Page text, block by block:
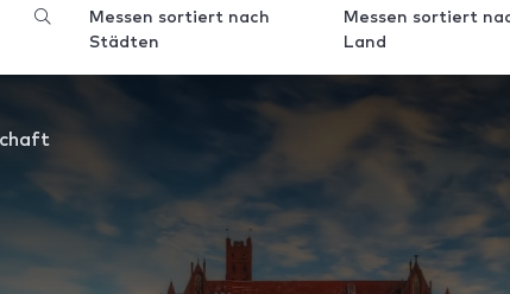
Messen sortiert nach
Städten
Messen sortiert
Land